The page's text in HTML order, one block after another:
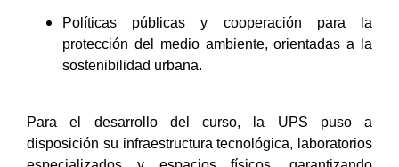
Políticas públicas y cooperación para la
protección del medio ambiente, orientadas a la
sostenibilidad urbana.
Para el desarrollo del curso, la UPS puso a
disposición su infraestructura tecnológica, laboratorios